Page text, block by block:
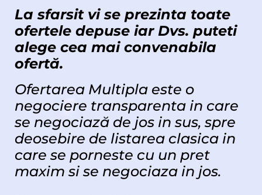
La sfarsit vi se prezinta toate
ofertele depuse iar Dvs. puteti
alege cea mai convenabila
ofertă.
Ofertarea Multipla este o
negociere transparenta in care
se negociază de jos in sus, spre
deosebire de listarea clasica in
care se porneste cu un pret
maxim si se negociaza in jos.